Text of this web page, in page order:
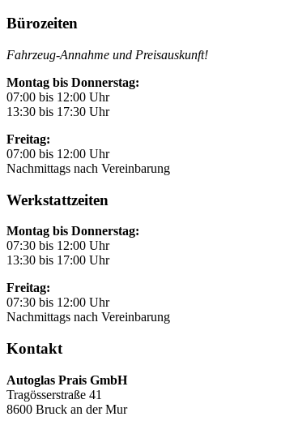
Bürozeiten
Fahrzeug-Annahme und Preisauskunft!
Montag bis Donnerstag:
07:00 bis 12:00 Uhr
13:30 bis 17:30 Uhr
Freitag:
07:00 bis 12:00 Uhr
Nachmittags nach Vereinbarung
Werkstattzeiten
Montag bis Donnerstag:
07:30 bis 12:00 Uhr
13:30 bis 17:00 Uhr
Freitag:
07:30 bis 12:00 Uhr
Nachmittags nach Vereinbarung
Kontakt
Autoglas Prais GmbH
Tragösserstraße 41
8600 Bruck an der Mur